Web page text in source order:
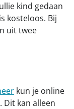
kind gedaan
kosteloos. Bij
uit twee
kun je online
Dit kan alleen